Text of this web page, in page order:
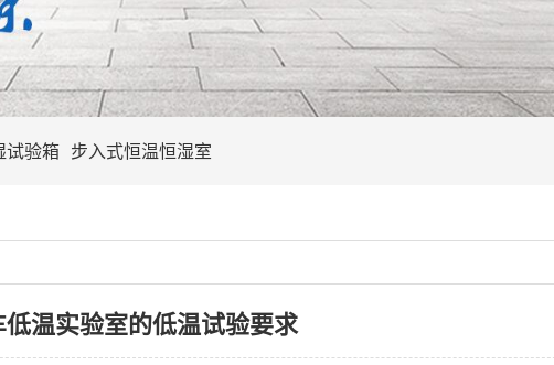
试验箱 步入式恒温恒湿室
温实验室的低温试验要求